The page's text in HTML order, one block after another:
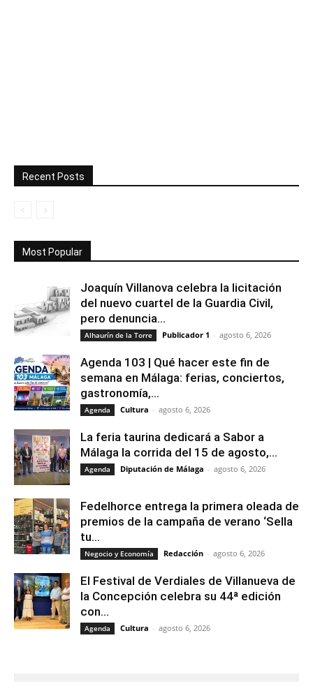
Recent Posts
Most Popular
Joaquín Villanova celebra la licitación
del nuevo cuartel de la Guardia Civil,
pero denuncia...
Alhaurín de la Torre Publicador 1 - agosto 6, 2026
Agenda 103 | Qué hacer este fin de
semana en Málaga: ferias, conciertos,
gastronomía,...
Agenda Cultura - agosto 6, 2026
La feria taurina dedicará a Sabor a
Málaga la corrida del 15 de agosto,...
Agenda Diputación de Málaga - agosto 6, 2026
Fedelhorce entrega la primera oleada de
premios de la campaña de verano ‘Sella
tu...
Negocio y Economía Redacción - agosto 6, 2026
El Festival de Verdiales de Villanueva de
la Concepción celebra su 44ª edición
con...
Agenda Cultura - agosto 6, 2026